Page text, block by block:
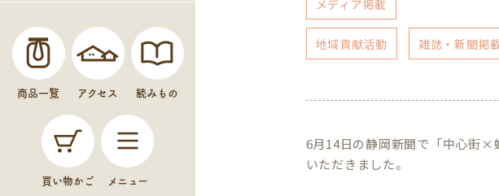
商品一覧 アクセス 読みもの
買い物かご メニュー
メディア掲載
地域貢献活動 雑誌・新聞掲
6月14日の静岡新聞で「中心街×
いただきました。